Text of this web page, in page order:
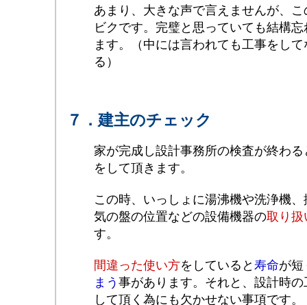
あまり、大きな声で言えませんが、
ビクです。完璧と思っていても結構
ます。（中には言われても工事をし
る）
７．建主のチェック
家が完成し設計事務所の検査が終わる
をして頂きます。
この時、いっしょに湯沸機や洗浄機
気の盤の位置などの設備機器の取り扱
す。
間違った使い方をしていると 寿命が短
まう 事があります。それと、設計時
して頂く為にも欠かせない事項です。